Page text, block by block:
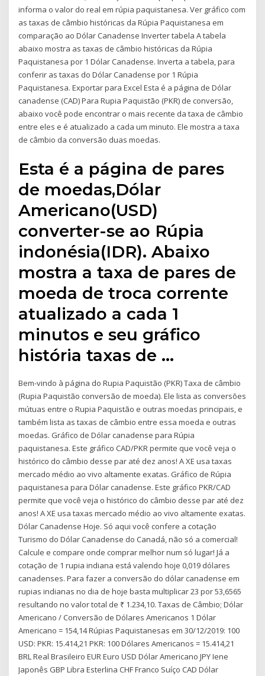
informa o valor do real em rúpia paquistanesa. Ver gráfico com
as taxas de câmbio históricas da Rúpia Paquistanesa em
comparação ao Dólar Canadense Inverter tabela A tabela
abaixo mostra as taxas de câmbio históricas da Rúpia
Paquistanesa por 1 Dólar Canadense. Inverta a tabela, para
conferir as taxas do Dólar Canadense por 1 Rúpia
Paquistanesa. Exportar para Excel Esta é a página de Dólar
canadense (CAD) Para Rupia Paquistão (PKR) de conversão,
abaixo você pode encontrar o mais recente da taxa de câmbio
entre eles e é atualizado a cada um minuto. Ele mostra a taxa
de câmbio da conversão duas moedas.
Esta é a página de pares
de moedas,Dólar
Americano(USD)
converter-se ao Rúpia
indonésia(IDR). Abaixo
mostra a taxa de pares de
moeda de troca corrente
atualizado a cada 1
minutos e seu gráfico
história taxas de …
Bem-vindo à página do Rupia Paquistão (PKR) Taxa de câmbio
(Rupia Paquistão conversão de moeda). Ele lista as conversões
mútuas entre o Rupia Paquistão e outras moedas principais, e
também lista as taxas de câmbio entre essa moeda e outras
moedas. Gráfico de Dólar canadense para Rúpia
paquistanesa. Este gráfico CAD/PKR permite que você veja o
histórico do câmbio desse par até dez anos! A XE usa taxas
mercado médio ao vivo altamente exatas. Gráfico de Rúpia
paquistanesa para Dólar canadense. Este gráfico PKR/CAD
permite que você veja o histórico do câmbio desse par até dez
anos! A XE usa taxas mercado médio ao vivo altamente exatas.
Dólar Canadense Hoje. Só aqui você confere a cotação
Turismo do Dólar Canadense do Canadá, não só a comercial!
Calcule e compare onde comprar melhor num só lugar! Já a
cotação de 1 rupia indiana está valendo hoje 0,019 dólares
canadenses. Para fazer a conversão do dólar canadense em
rupias indianas no dia de hoje basta multiplicar 23 por 53,6565
resultando no valor total de ₹ 1.234,10. Taxas de Câmbio; Dólar
Americano / Conversão de Dólares Americanos 1 Dólar
Americano = 154,14 Rúpias Paquistanesas em 30/12/2019: 100
USD: PKR: 15.414,21 PKR: 100 Dólares Americanos = 15.414,21
BRL Real Brasileiro EUR Euro USD Dólar Americano JPY Iene
Japonês GBP Libra Esterlina CHF Franco Suíço CAD Dólar